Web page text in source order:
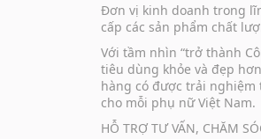
Đơn vị kinh doanh trong
cấp các sản phẩm chất
Với tầm nhìn “trở thành
tiêu dùng khỏe và đẹp
hàng có được trải
cho mỗi phụ nữ Việt Nam.
HỖ TRỢ TƯ VẤN, CHĂM